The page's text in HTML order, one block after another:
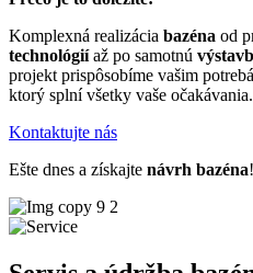
Komplexná realizácia bazéna od
technológiíaž po samotnú
projekt prispôsobíme vašim
ktorý splní všetky vaše očakávania.
Kontaktujte nás
Ešte dnes a získajte návrh bazéna!